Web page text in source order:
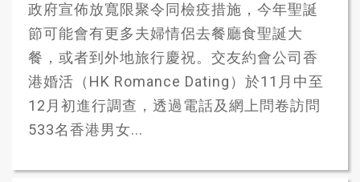
政府宣佈放寬限聚令同檢疫措施，今年聖誕
節可能會有更多夫婦情侶去餐廳食聖誕大
餐，或者到外地旅行慶祝。交友約會公司香
港婚活（HK Romance Dating）於11月中至
12月初進行調查，透過電話及網上問卷訪問
533名香港男女...